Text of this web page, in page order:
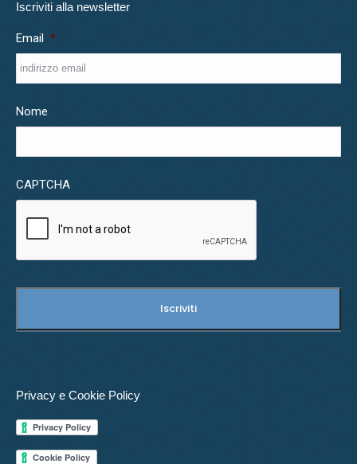
Iscriviti alla newsletter
Email *
Nome
CAPTCHA
Privacy e Cookie Policy